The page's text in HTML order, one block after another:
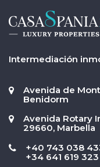
Intermediación
Avenida de
Benidorm
Avenida Rotary
29660, Marbella
+40 743 038
+34 641 619 323